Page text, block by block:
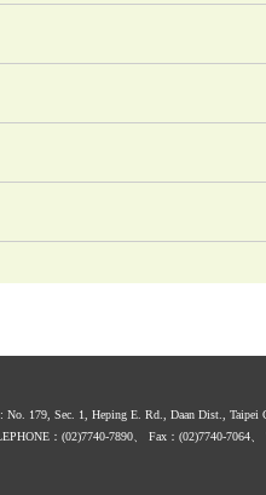
No. 179, Sec. 1, Heping E. Rd., Daan Dist., Taipei
：(02)7740-7890、 Fax：(02)7740-7064、